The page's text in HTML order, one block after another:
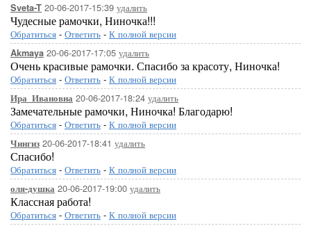
Sveta-T 20-06-2017-15:39 удалить
Чудесные рамочки, Ниночка!!!
Обратиться - Ответить - К полной версии
Akmaya 20-06-2017-17:05 удалить
Очень красивые рамочки. Спасибо за красоту, Ниночка!
Обратиться - Ответить - К полной версии
Ира_Ивановна 20-06-2017-18:24 удалить
Замечательные рамочки, Ниночка! Благодарю!
Обратиться - Ответить - К полной версии
Чингиз 20-06-2017-18:41 удалить
Спасибо!
Обратиться - Ответить - К полной версии
оля-душка 20-06-2017-19:00 удалить
Классная работа!
Обратиться - Ответить - К полной версии